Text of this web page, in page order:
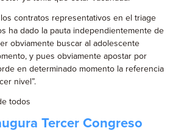
contratos representativos en el triage
ha dado la pauta independientemente de
obviamente buscar al adolescente
y pues obviamente apostar por
en determinado momento la referencia
nivel”.
todos
Tercer Congreso